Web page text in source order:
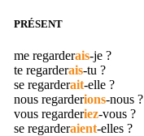
PRÉSENT
me regarderais-je ?
te regarderais-tu ?
se regarderait-elle ?
nous regarderions-nous ?
vous regarderiez-vous ?
se regarderaient-elles ?